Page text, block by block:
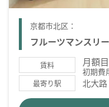
京都市北区：
フルーツマンスリ
賃料 月額
初期費
最寄り駅 北大路